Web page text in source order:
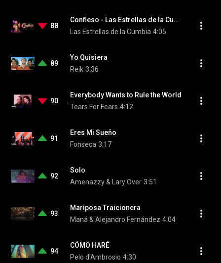
88
Confieso - Las Estrellas de la Cumbia
Las Estrellas de la Cumbia 4:05
89
Yo Quisiera
Reik 3:36
90
Everybody Wants to Rule the World
Tears For Fears 4:12
91
Eres Mi Sueño
Fonseca 3:17
92
Solo
Amenazzy & Lary Over 3:51
93
Mariposa Traicionera
Maná & Alejandro Fernández 4:04
94
CÓMO HARÉ
Pelo d'Ambrosio 4:30